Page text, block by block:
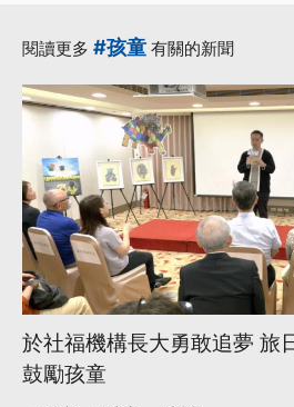
閱讀更多 #孩童 有關的新聞
於社福機構長大勇敢追夢 旅
鼓勵孩童